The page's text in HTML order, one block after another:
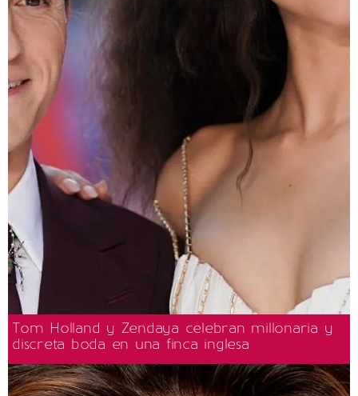
Tom Holland y Zendaya celebran millonaria y
discreta boda en una finca inglesa